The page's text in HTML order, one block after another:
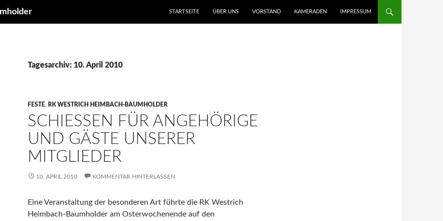
STARTSEITE ÜBER UNS VORSTAND KAMERADEN IMPRESSUM
Tagesarchiv: 10. April 2010
FESTE, RK WESTRICH HEIMBACH-BAUMHOLDER
SCHIESSEN FÜR ANGEHÖRIGE U
ND GÄSTE UNSERER M
ITGLIEDER
10. APRIL 2010 KOMMENTAR HINTERLASSEN
Eine Veranstaltung der besonderen Art führte die RK Westrich
Heimbach-Baumholder am Osterwochenende auf den